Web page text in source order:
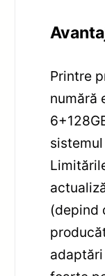
Printre
numără
(depind